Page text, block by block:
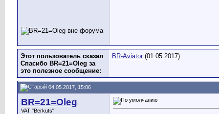
Этот пользователь сказал
Спасибо BR=21=Oleg за
это полезное сообщение:
BR-Aviator (01.05.2017)
04.05.2017, 15:06
BR=21=Oleg
VAT "Berkuts"